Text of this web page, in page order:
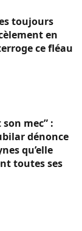
toujours
en
ce fléau
son mec” :
dénonce
qu’elle
toutes ses